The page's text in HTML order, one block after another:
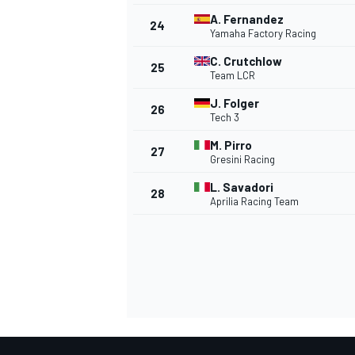
24 A. Fernandez
Yamaha Factory Racing
25 C. Crutchlow
Team LCR
26 J. Folger
Tech 3
27 M. Pirro
Gresini Racing
28 L. Savadori
Aprilia Racing Team